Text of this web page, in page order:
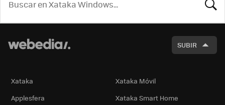
SUBIR
Xataka
Xataka Móvil
Applesfera
Xataka Smart Home